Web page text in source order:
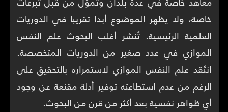
خاصة، ولا يظهَر الموضوع أبدًا تقريبًا في الدوريات
العلمية الرئيسية. تُنشر أغلب البحوث علم النفس
الموازي في عدد صغير من الدوريات المتخصصة.
انتُقد علم النفس الموازي لاستمراره بالتحقيق على
الرغم من عدم استطاعته توفير أدلة مقنعة عن وجود
أي ظواهر نفسية بعد أكثر من قرن من البحوث.